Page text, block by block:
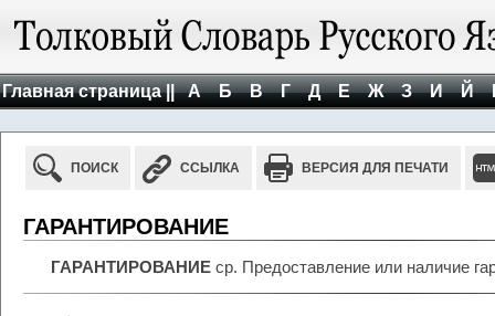
Главная страница || А Б В Г Д Е Ж З И Й
ПОИСК ССЫЛКА ВЕРСИЯ ДЛЯ ПЕЧАТИ
ГАРАНТИРОВАНИЕ
ГАРАНТИРОВАНИЕ ср. Предоставление или наличие